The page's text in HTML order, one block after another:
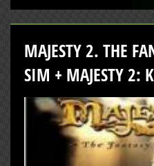
MAJESTY 2. THE
SIM + MAJESTY 2: